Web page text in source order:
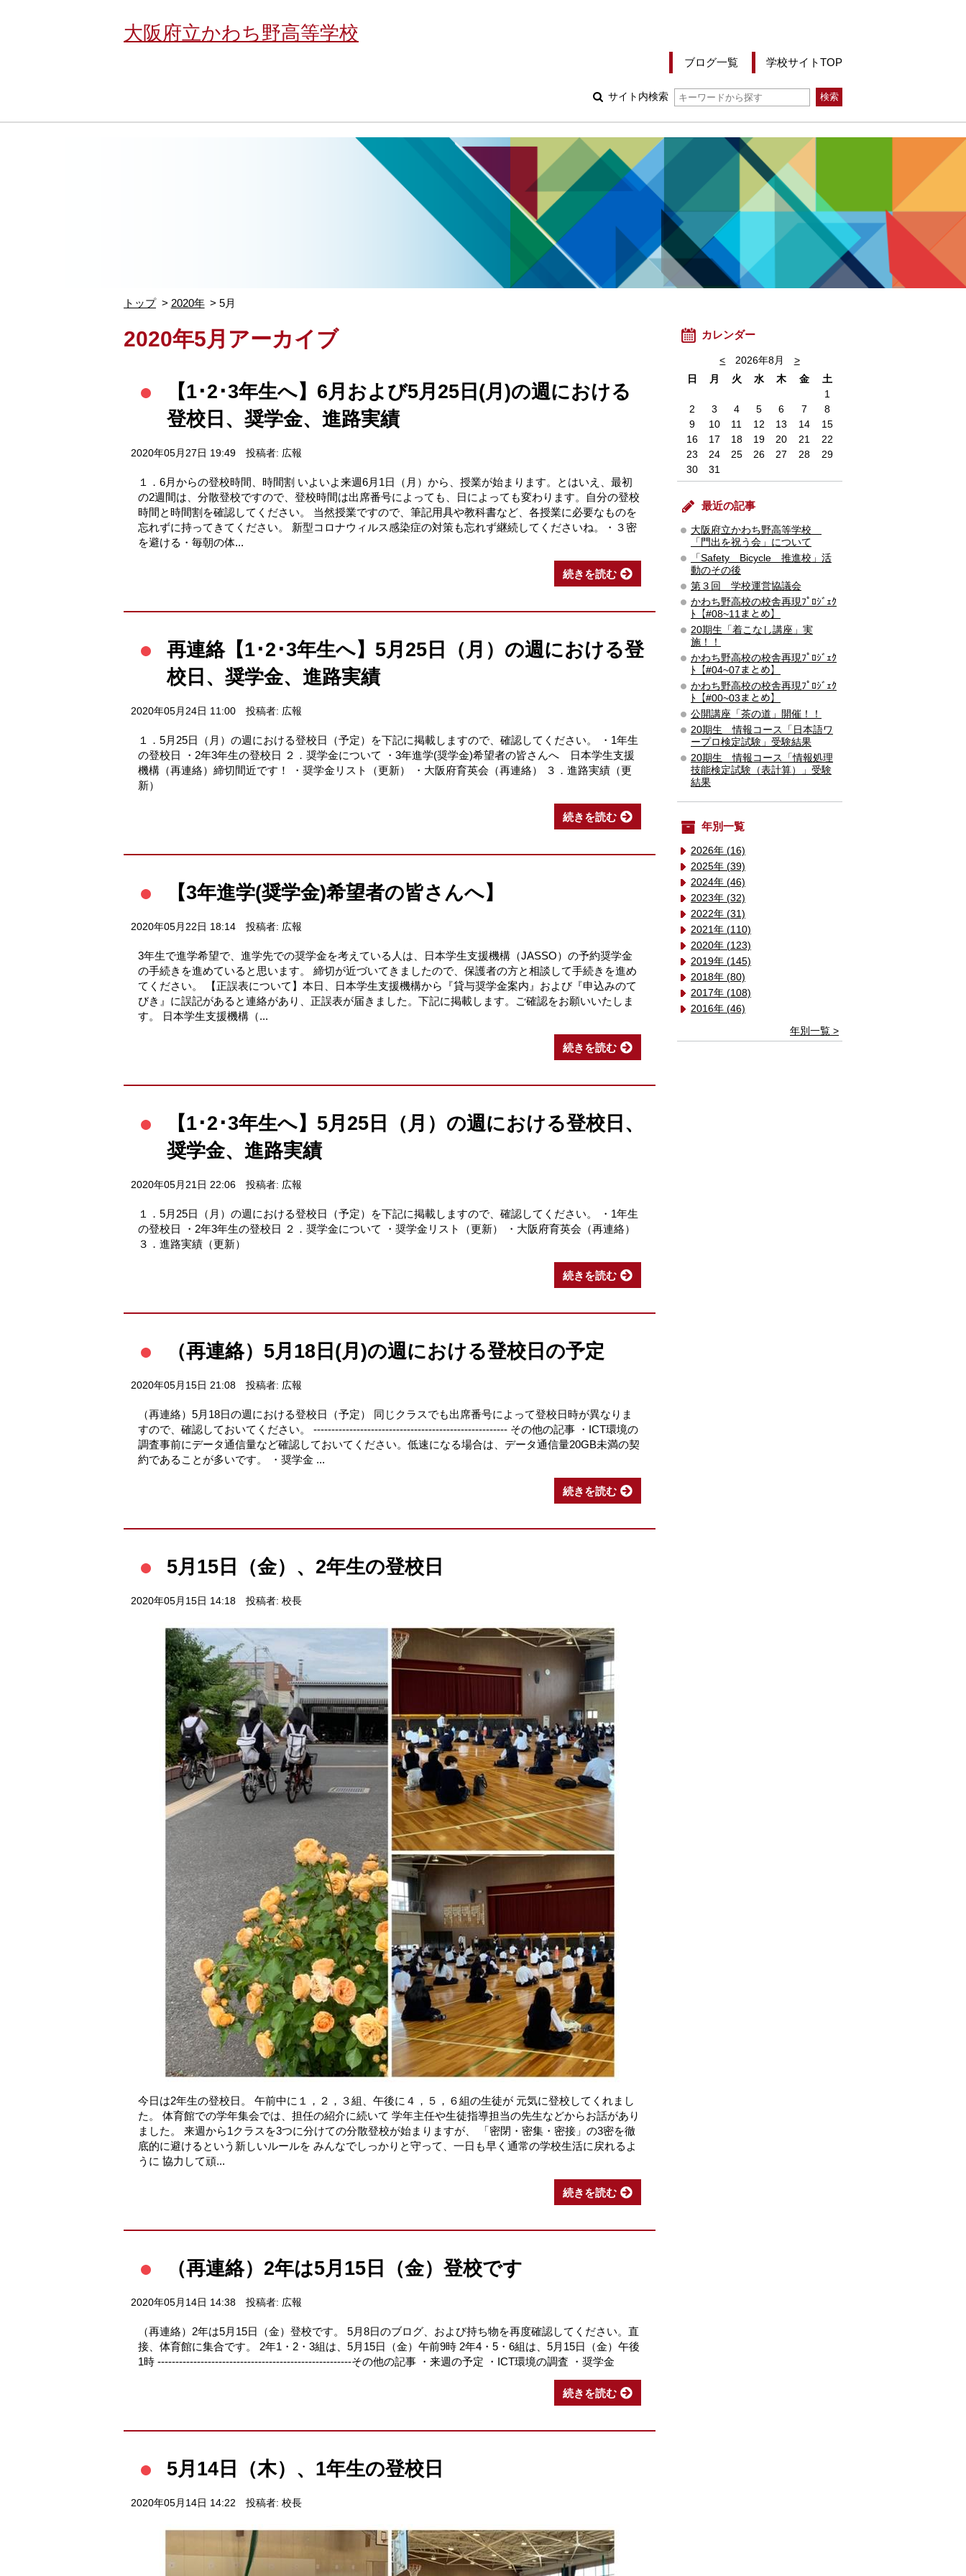
大阪府立かわち野高等学校
ブログ一覧 学校サイトTOP
サイト内検索
トップ 2020年 5月
2020年5月アーカイブ
【1･2･3年生へ】6月および5月25日(月)の週における
登校日、奨学金、進路実績
2020年05月27日 19:49 投稿者: 広報
１．6月からの登校時間、時間割 いよいよ来週6月1日（月）から、授業が始まります。とはいえ、最初
の2週間は、分散登校ですので、登校時間は出席番号によっても、日によっても変わります。自分の登校
時間と時間割を確認してください。 当然授業ですので、筆記用具や教科書など、各授業に必要なものを
忘れずに持ってきてください。 新型コロナウィルス感染症の対策も忘れず継続してくださいね。・３密
を避ける・毎朝の体...
続きを読む
再連絡【1･2･3年生へ】5月25日（月）の週における登
校日、奨学金、進路実績
2020年05月24日 11:00 投稿者: 広報
１．5月25日（月）の週における登校日（予定）を下記に掲載しますので、確認してください。 ・1年生
の登校日 ・2年3年生の登校日 ２．奨学金について ・3年進学(奨学金)希望者の皆さんへ 日本学生支援
機構（再連絡）締切間近です！ ・奨学金リスト（更新） ・大阪府育英会（再連絡） ３．進路実績（更
新）
続きを読む
【3年進学(奨学金)希望者の皆さんへ】
2020年05月22日 18:14 投稿者: 広報
3年生で進学希望で、進学先での奨学金を考えている人は、日本学生支援機構（JASSO）の予約奨学金
の手続きを進めていると思います。 締切が近づいてきましたので、保護者の方と相談して手続きを進め
てください。 【正誤表について】本日、日本学生支援機構から『貸与奨学金案内』および『申込みのて
びき』に誤記があると連絡があり、正誤表が届きました。下記に掲載します。ご確認をお願いいたしま
す。 日本学生支援機構（...
続きを読む
【1･2･3年生へ】5月25日（月）の週における登校日、
奨学金、進路実績
2020年05月21日 22:06 投稿者: 広報
１．5月25日（月）の週における登校日（予定）を下記に掲載しますので、確認してください。 ・1年生
の登校日 ・2年3年生の登校日 ２．奨学金について ・奨学金リスト（更新） ・大阪府育英会（再連絡）
３．進路実績（更新）
続きを読む
（再連絡）5月18日(月)の週における登校日の予定
2020年05月15日 21:08 投稿者: 広報
（再連絡）5月18日の週における登校日（予定） 同じクラスでも出席番号によって登校日時が異なりま
すので、確認しておいてください。 ------------------------------------------------------ その他の記事 ・ICT環境の
調査事前にデータ通信量など確認しておいてください。低速になる場合は、データ通信量20GB未満の契
約であることが多いです。 ・奨学金 ...
続きを読む
5月15日（金）、2年生の登校日
2020年05月15日 14:18 投稿者: 校長
今日は2年生の登校日。 午前中に１，２，３組、午後に４，５，６組の生徒が 元気に登校してくれまし
た。 体育館での学年集会では、担任の紹介に続いて 学年主任や生徒指導担当の先生などからお話があり
ました。 来週から1クラスを3つに分けての分散登校が始まりますが、 「密閉・密集・密接」の3密を徹
底的に避けるという新しいルールを みんなでしっかりと守って、一日も早く通常の学校生活に戻れるよ
うに 協力して頑...
続きを読む
（再連絡）2年は5月15日（金）登校です
2020年05月14日 14:38 投稿者: 広報
（再連絡）2年は5月15日（金）登校です。 5月8日のブログ、および持ち物を再度確認してください。直
接、体育館に集合です。 2年1・2・3組は、5月15日（金）午前9時 2年4・5・6組は、5月15日（金）午後
1時 ------------------------------------------------------その他の記事 ・来週の予定 ・ICT環境の調査 ・奨学金
続きを読む
5月14日（木）、1年生の登校日
2020年05月14日 14:22 投稿者: 校長
カレンダー
< 2026年8月
>
日
月 火 水 木 金
土
1
2
3 4 5 6 7
8
9
10 11 12 13 14
15
16
17 18 19 20 21
22
23
24 25 26 27 28
29
30
31
最近の記事
大阪府立かわち野高等学校
「門出を祝う会」について
「Safety Bicycle 推進校」活
動のその後
第３回 学校運営協議会
かわち野高校の校舎再現ﾌﾟﾛｼﾞｪｸ
ﾄ【#08~11まとめ】
20期生「着こなし講座」実
施！！
かわち野高校の校舎再現ﾌﾟﾛｼﾞｪｸ
ﾄ【#04~07まとめ】
かわち野高校の校舎再現ﾌﾟﾛｼﾞｪｸ
ﾄ【#00~03まとめ】
公開講座「茶の道」開催！！
20期生 情報コース「日本語ワ
ープロ検定試験」受験結果
20期生 情報コース「情報処理
技能検定試験（表計算）」受験
結果
年別一覧
2026年 (16)
2025年 (39)
2024年 (46)
2023年 (32)
2022年 (31)
2021年 (110)
2020年 (123)
2019年 (145)
2018年 (80)
2017年 (108)
2016年 (46)
年別一覧 >